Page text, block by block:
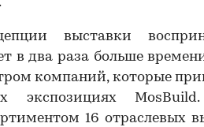
выставки
в два раза больше
компаний, которые
экспозициях
16 отраслевых